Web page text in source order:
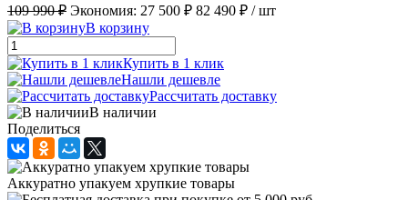
109 990 ₽ Экономия: 27 500 ₽ 82 490 ₽ / шт
В корзину
Купить в 1 клик
Нашли дешевле
Рассчитать доставку
В наличии
Поделиться
Аккуратно упакуем хрупкие товары